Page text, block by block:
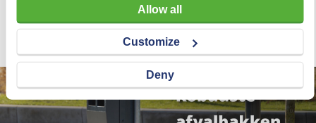
Allow all
Customize
Deny
excl. btw
€ 35,45
Artnr
€ 33,00